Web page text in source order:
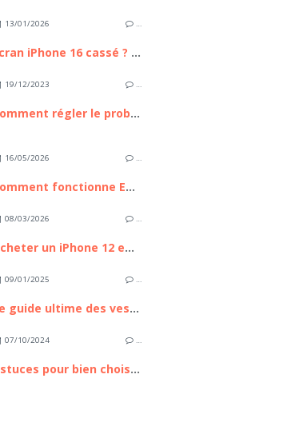
13/01/2026 …
Écran iPhone 16 cassé ? Comment le remplacer sans passer par un professionnel
19/12/2023 …
Comment régler le problème de scintillement d'écran sur le Galaxy A54 ?
16/05/2026 …
Comment fonctionne Euronext et pourquoi cette place boursière compte pour les investisseurs européens
08/03/2026 …
Acheter un iPhone 12 en 2026 : est ce toujours une bonne affaire ?
09/01/2025 …
Le guide ultime des vestes et blousons pour femmes à porter au quotidien
07/10/2024 …
Astuces pour bien choisir ses câbles USB et HDMI pour une connectivité optimale